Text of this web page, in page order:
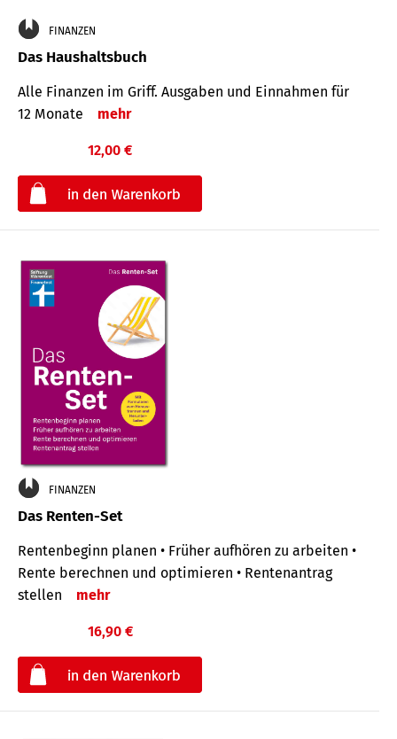
FINANZEN
Das Haushaltsbuch
Alle Finanzen im Griff. Aus­gaben und Ein­nahmen für
12 Monate
mehr
12,00 €
FINANZEN
Das Renten-Set
Rentenbeginn planen • Früher aufhören zu arbeiten •
Rente berechnen und optimieren • Rentenantrag
stellen
mehr
16,90 €